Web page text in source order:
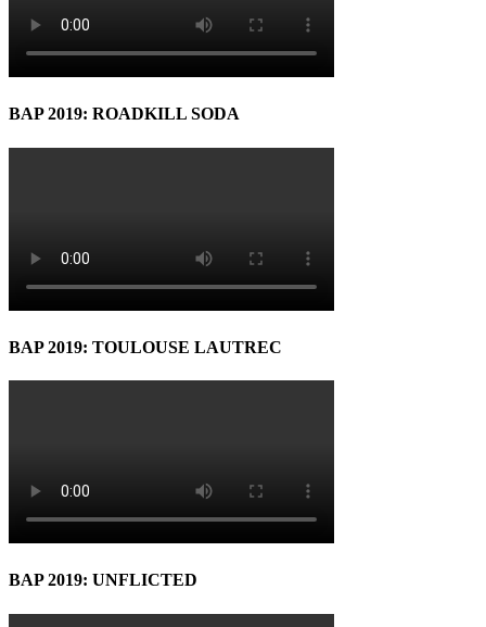
BAP 2019: ROADKILL SODA
BAP 2019: TOULOUSE LAUTREC
BAP 2019: UNFLICTED